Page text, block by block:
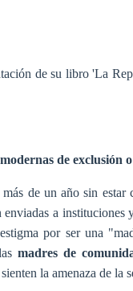
de su libro 'La
de exclusión
de un año sin
a instituciones
por ser una
madres de
la amenaza de la